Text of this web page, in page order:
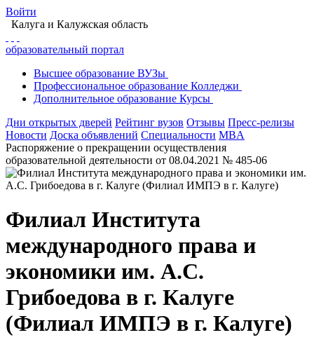
Войти
Калуга и Калужская область
образовательный портал
Высшее образование ВУЗы
Профессиональное образование Колледжи
Дополнительное образование Курсы
Дни открытых дверей Рейтинг вузов Отзывы Пресс-релизы
Новости Доска объявлений Специальности MBA
Распоряжение о прекращении осуществления
образовательной деятельности от 08.04.2021 № 485-06
Филиал Института
международного права и
экономики им. А.С.
Грибоедова в г. Калуге
(Филиал ИМПЭ в г. Калуге)